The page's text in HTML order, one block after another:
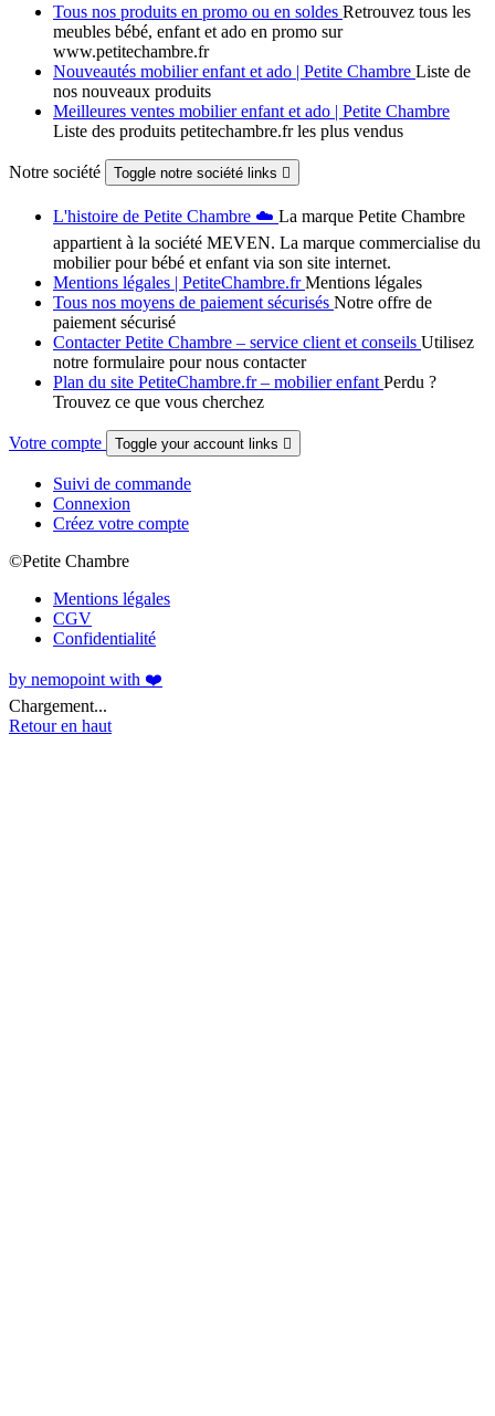
Tous nos produits en promo ou en soldes Retrouvez tous les
meubles bébé, enfant et ado en promo sur
www.petitechambre.fr
Nouveautés mobilier enfant et ado | Petite Chambre Liste de
nos nouveaux produits
Meilleures ventes mobilier enfant et ado | Petite Chambre
Liste des produits petitechambre.fr les plus vendus
Notre société Toggle notre société links 
L'histoire de Petite Chambre ☁️ La marque Petite Chambre
appartient à la société MEVEN. La marque commercialise du
mobilier pour bébé et enfant via son site internet.
Mentions légales | PetiteChambre.frMentions légales
Tous nos moyens de paiement sécurisés Notre offre de
paiement sécurisé
Contacter Petite Chambre – service client et conseils Utilisez
notre formulaire pour nous contacter
Plan du site PetiteChambre.fr – mobilier enfant Perdu ?
Trouvez ce que vous cherchez
Votre compte Toggle your account links 
Suivi de commande
Connexion
Créez votre compte
©Petite Chambre
Mentions légales
CGV
Confidentialité
by nemopoint with ❤️
Chargement...
Retour en haut